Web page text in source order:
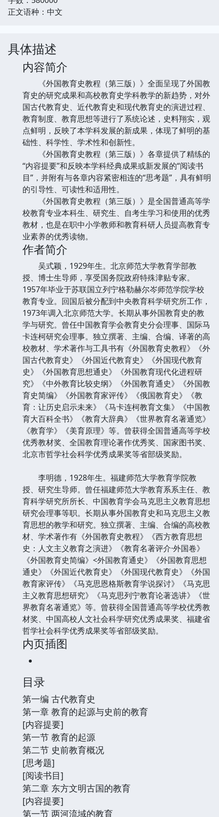
正文语种：中文
具体描述
内容简介
《外国教育史教程（第三版）》全面呈现了外国教
育史的研究成果和高校教育史学科教学的新趋势，对外
国古代教育史、近代教育史和现代教育史的演进过程、
教育制度、教育思想等进行了系统论述，史料翔实，观
点鲜明，反映了本学科发展的新成果，体现了鲜明的基
础性、科学性、学术性和创新性。
《外国教育史教程（第三版）》各章提供了精练的
“内容提要”和反映本学科经典成果或新发展的“阅读书
目”，并附有与各章内容紧密相连的“思考题”，具有鲜明
的引导性、可读性和适用性。
《外国教育史教程（第三版）》是全国普通高等学
校教育专业本科生、研究生、自考生学习和使用的优秀
教材，也是在职中小学教师和教育科研人员提高教育专
业素养的优秀读物。
作者简介
吴式颖，1929年生。北京师范大学教育学部教
授、博士生导师，享受国务院政府特殊津贴专家。
1957年毕业于苏联国立列宁格勒赫尔岑师范学院学校
教育专业。回国后被分配到中央教育科学研究所工作，
1973年调入北京师范大学。长期从事外国教育史的教
学与研究。曾任中国教育学会教育史分会理事、国际马
卡连柯研究会理事。独立撰著、主编、合编、译著的高
校教材、学术著作与工具书有《外国教育史教程》《外
国古代教育史》《外国近代教育史》《外国现代教育
史》《外国教育思想通史》《外国教育现代化进程研
究》《中外教育比较史纲》《外国教育通史》《外国教
育史简编》《外国教育家评传》《俄国教育史》《教
育：让历史启示未来》《马卡连柯教育文集》《中国教
育大百科全书》《教育大辞典》《世界教育名著通览》
《教育学》《美育原理》等。曾获得全国普通高等学校
优秀教材奖、全国教育理论著作优秀奖、国家图书奖、
北京市哲学社会科学优秀成果奖等省部级奖励。
李明德，1928年生。福建师范大学教育学院教
授、研究生导师。曾任福建师范大学教育系系主任、教
育科学研究所所长、中国教育学会马克思主义教育思想
研究会理事等职。长期从事外国教育史和马克思主义教
育思想的教学和研究。独立撰著、主编、合编的高校教
材、学术著作有《外国教育史教程》《西方教育思想
史：人文主义教育之演进》《教育名著评介·外国卷》
《外国教育史简编》<外国教育通史》《外国教育思想
通史》《外国近代教育史》《外国现代教育史》《外国
教育家评传》《马克思恩格斯教育学说探讨》《马克思
主义教育思想研究》《马克思列宁教育论著选讲》《世
界教育名著通览》等。曾获得全国普通高等学校优秀教
材奖、中国高校人文社会科学研究优秀成果奖、福建省
哲学社会科学优秀成果奖等省部级奖励。
内页插图
目录
第一编 古代教育史
第一章 教育的起源与史前的教育
[内容提要]
第一节 教育的起源
第二节 史前教育概况
[思考题]
[阅读书目]
第二章 东方文明古国的教育
[内容提要]
第一节 两河流域的教育